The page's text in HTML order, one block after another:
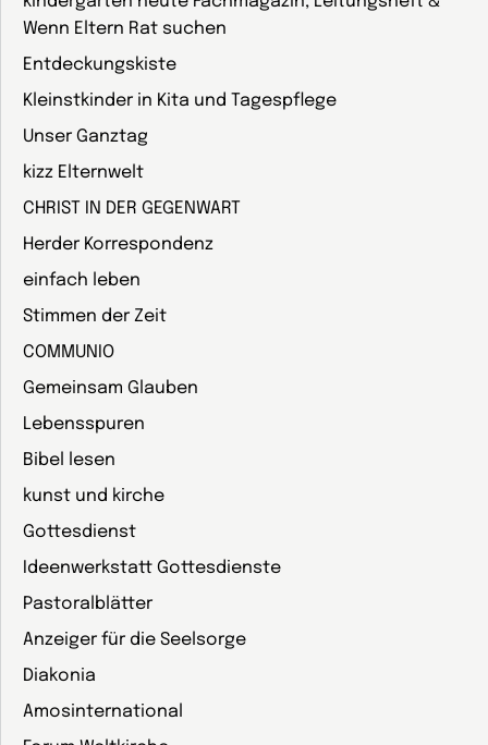
Wenn Eltern Rat suchen
Entdeckungskiste
Kleinstkinder in Kita und Tagespflege
Unser Ganztag
kizz Elternwelt
CHRIST IN DER GEGENWART
Herder Korrespondenz
einfach leben
Stimmen der Zeit
COMMUNIO
Gemeinsam Glauben
Lebensspuren
Bibel lesen
kunst und kirche
Gottesdienst
Ideenwerkstatt Gottesdienste
Pastoralblätter
Anzeiger für die Seelsorge
Diakonia
Amosinternational